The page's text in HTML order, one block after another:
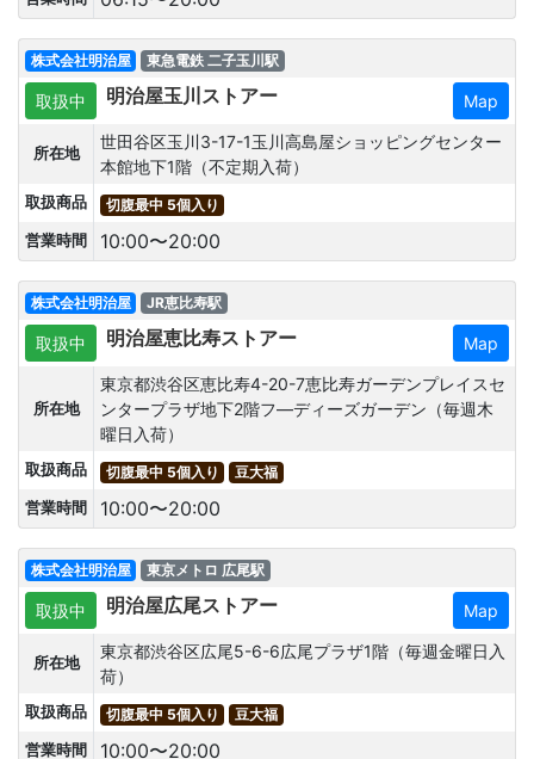
株式会社明治屋 東急電鉄 二子玉川駅
Map
取扱中 明治屋玉川ストアー
所在地
世田谷区玉川3-17-1玉川高島屋ショッピングセンター
本館地下1階（不定期入荷）
取扱商品
切腹最中 5個入り
営業時間
10:00〜20:00
株式会社明治屋 JR恵比寿駅
Map
取扱中 明治屋恵比寿ストアー
所在地
東京都渋谷区恵比寿4-20-7恵比寿ガーデンプレイスセ
ンタープラザ地下2階フ―ディーズガーデン（毎週木
曜日入荷）
取扱商品 切腹最中 5個入り
豆大福
営業時間
10:00〜20:00
株式会社明治屋 東京メトロ 広尾駅
Map
取扱中 明治屋広尾ストアー
所在地
東京都渋谷区広尾5-6-6広尾プラザ1階（毎週金曜日入
荷）
取扱商品 切腹最中 5個入り
豆大福
営業時間
10:00〜20:00